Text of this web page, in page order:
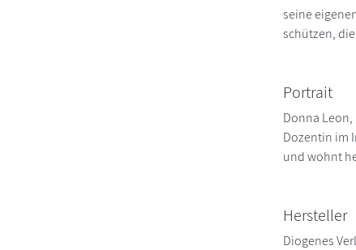
seine
schützen,
Portrait
Donna
Dozentin im
und wohnt
Hersteller
Diogenes